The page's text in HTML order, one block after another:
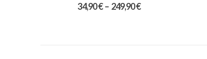
34,90€ – 249,90€